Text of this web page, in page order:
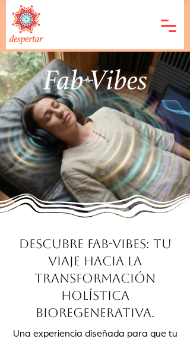
Descubre Fab-Vibes: Tu
Viaje Hacia la
Transformación
Holística
Bioregenerativa.
Una experiencia diseñada para que tu